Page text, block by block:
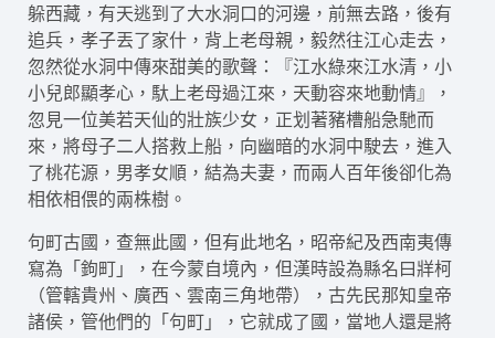
躲西藏，有天逃到了大水洞口的河邊，前無去路，後有
追兵，孝子丟了家什，背上老母親，毅然往江心走去，
忽然從水洞中傳來甜美的歌聲：『江水綠來江水清，小
小兒郎顯孝心，馱上老母過江來，天動容來地動情』，
忽見一位美若天仙的壯族少女，正划著豬槽船急馳而
來，將母子二人搭救上船，向幽暗的水洞中駛去，進入
了桃花源，男孝女順，結為夫妻，而兩人百年後卻化為
相依相偎的兩株樹。
句町古國，查無此國，但有此地名，昭帝紀及西南夷傳
寫為「鉤町」，在今蒙自境內，但漢時設為縣名曰牂柯
（管轄貴州、廣西、雲南三角地帶），古先民那知皇帝
諸侯，管他們的「句町」，它就成了國，當地人還是將